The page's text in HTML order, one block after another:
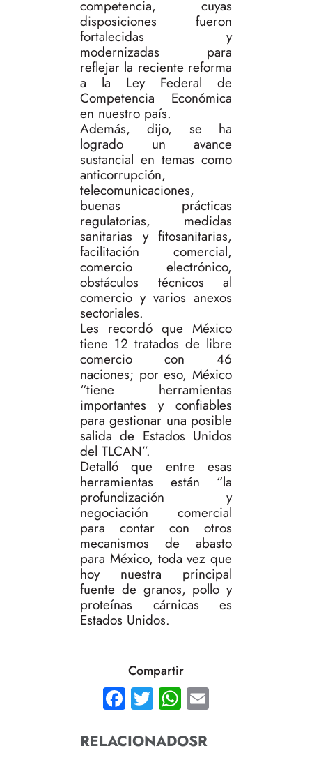
competencia, cuyas
disposiciones fueron
fortalecidas y
modernizadas para
reflejar la reciente reforma
a la Ley Federal de
Competencia Económica
en nuestro país.
Además, dijo, se ha
logrado un avance
sustancial en temas como
anticorrupción,
telecomunicaciones,
buenas prácticas
regulatorias, medidas
sanitarias y fitosanitarias,
facilitación comercial,
comercio electrónico,
obstáculos técnicos al
comercio y varios anexos
sectoriales.
Les recordó que México
tiene 12 tratados de libre
comercio con 46
naciones; por eso, México
“tiene herramientas
importantes y confiables
para gestionar una posible
salida de Estados Unidos
del TLCAN”.
Detalló que entre esas
herramientas están “la
profundización y
negociación comercial
para contar con otros
mecanismos de abasto
para México, toda vez que
hoy nuestra principal
fuente de granos, pollo y
proteínas cárnicas es
Estados Unidos.
Compartir
Facebook
TwitterWhatsApp
RELACIONADOSR